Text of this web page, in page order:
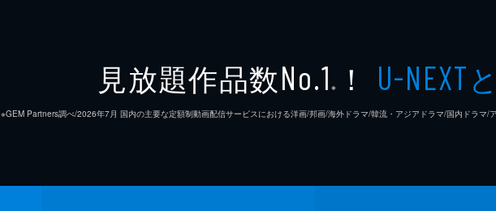
見放題作品数No.1 ※ ！ U-NEXT
※GEM Partners調べ/2026年7⽉ 国内の主要な定額制動画配信サービスにおける洋画/邦画/海外ドラマ/韓流・アジアドラマ/国内ドラマ/